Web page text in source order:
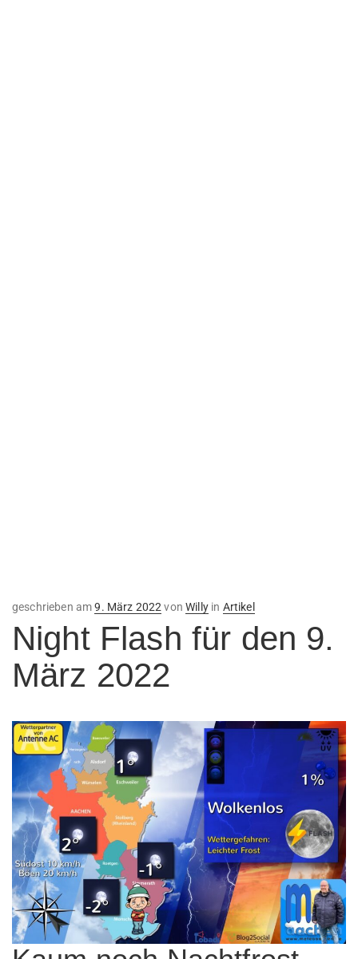
geschrieben amVeröffentlicht
am
9. März 2022 vonWillyin Artikel
Night Flash für den 9.
März 2022